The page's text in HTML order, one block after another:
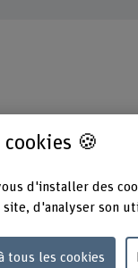
🍪
d'installer des
site, d'analyser son
tous les cookies